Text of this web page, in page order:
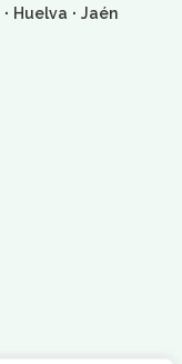
· Huelva · Jaén